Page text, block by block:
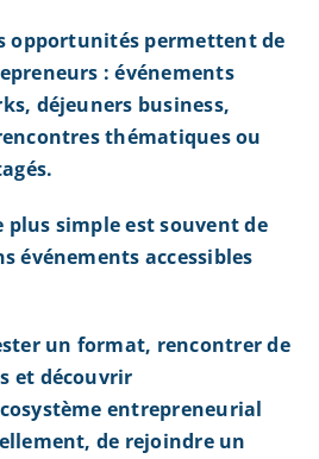
opportunités permettent de
: événements
déjeuners business,
thématiques ou
plus simple est souvent de
événements accessibles
un format, rencontrer de
et découvrir
entrepreneurial
de rejoindre un